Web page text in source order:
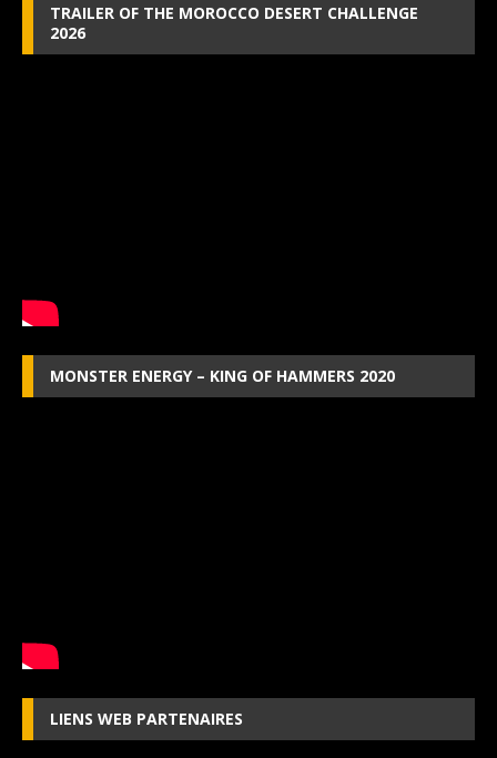
TRAILER OF THE MOROCCO DESERT CHALLENGE
2026
MONSTER ENERGY – KING OF HAMMERS 2020
LIENS WEB PARTENAIRES